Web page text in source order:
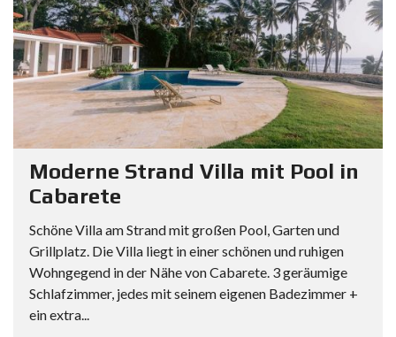
Moderne Strand Villa mit Pool in
Cabarete
Schöne Villa am Strand mit großen Pool, Garten und
Grillplatz. Die Villa liegt in einer schönen und ruhigen
Wohngegend in der Nähe von Cabarete. 3 geräumige
Schlafzimmer, jedes mit seinem eigenen Badezimmer +
ein extra...